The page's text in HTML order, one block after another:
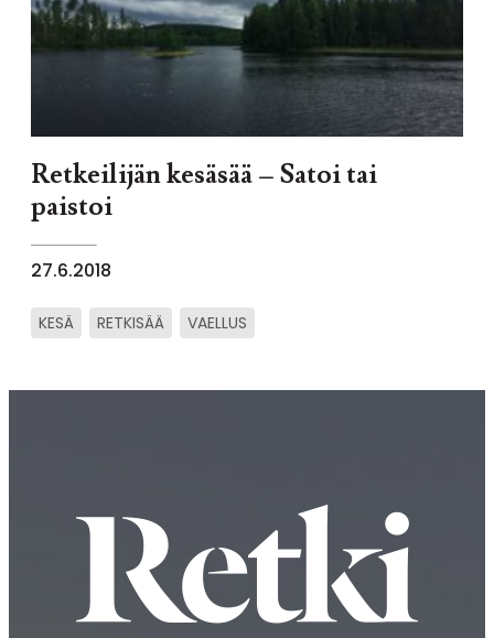
Retkeilijän kesäsää – Satoi tai
paistoi
27.6.2018
KESÄ RETKISÄÄ VAELLUS